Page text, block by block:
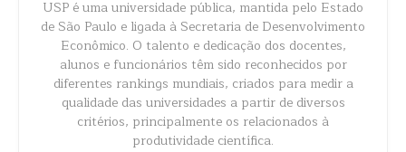
USP é uma universidade pública, mantida pelo Estado
de São Paulo e ligada à Secretaria de Desenvolvimento
Econômico. O talento e dedicação dos docentes,
alunos e funcionários têm sido reconhecidos por
diferentes rankings mundiais, criados para medir a
qualidade das universidades a partir de diversos
critérios, principalmente os relacionados à
produtividade científica.